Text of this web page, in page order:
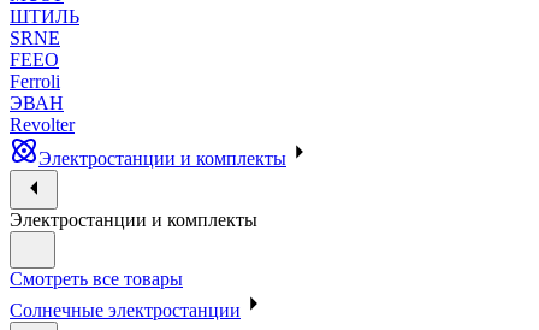
ШТИЛЬ
SRNE
FEEO
Ferroli
ЭВАН
Revolter
Электростанции и комплекты
Электростанции и комплекты
Смотреть все товары
Солнечные электростанции